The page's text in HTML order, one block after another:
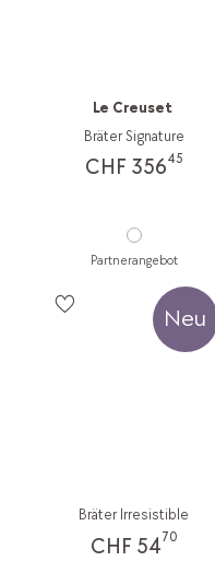
Le Creuset
Bräter Signature
CHF 35645
Partnerangebot
Neu
Bräter Irresistible
CHF 5470